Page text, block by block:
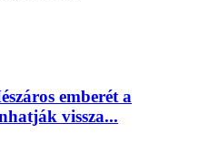
emberét a
vissza...